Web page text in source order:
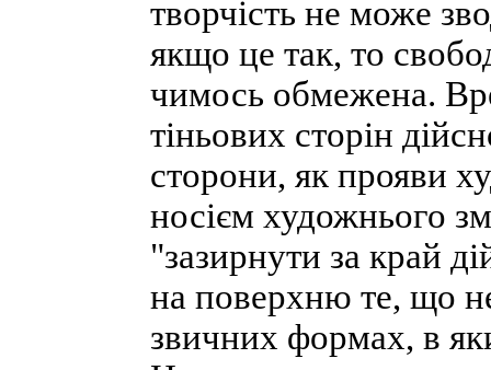
творчість не може
якщо це так, то
чимось обмежена.
тіньових сторін
сторони, як прояви
носієм художнього
"зазирнути за край
на поверхню те, що
звичних формах, в